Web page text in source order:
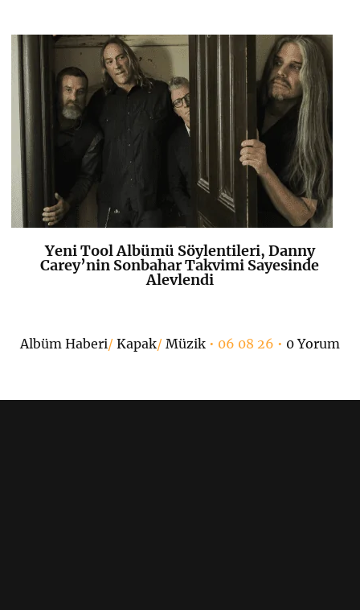
K+
Yeni Tool Albümü Söylentileri, Danny
Carey’nin Sonbahar Takvimi Sayesinde
Alevlendi
Albüm Haberi/ Kapak/ Müzik• 06 08 26 • 0 Yorum